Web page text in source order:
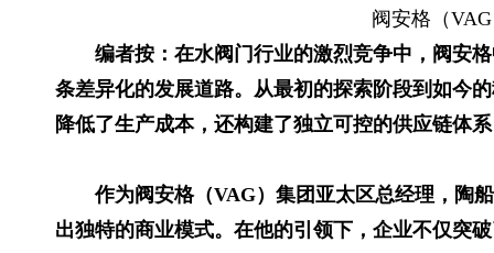
阀安格（
编者按：在水阀门行业的激烈竞争中，阀安
条差异化的发展道路。从最初的探索阶段到如今
降低了生产成本，还构建了独立可控的供应链体
作为阀安格（VAG）集团亚太区总经理，陶
出独特的商业模式。在他的引领下，企业不仅突